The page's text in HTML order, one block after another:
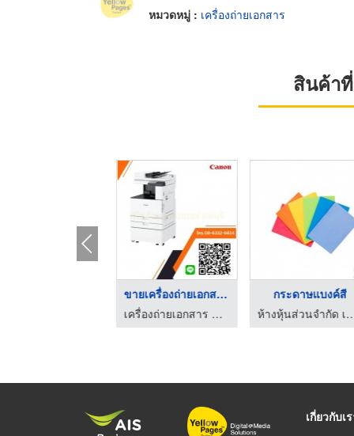
หมวดหมู่ : เครื่องถ่ายเอกสาร
สินค้า
ขายเครื่องถ่ายเอกสาร ...
เครื่องถ่ายเอกสาร ลพบุรี พีโอ.โอเอ. เซ็นเตอร์
กระดาษแบงค์สี
ห้างหุ้นส่วนจำกั
เกี่ยวกับเ